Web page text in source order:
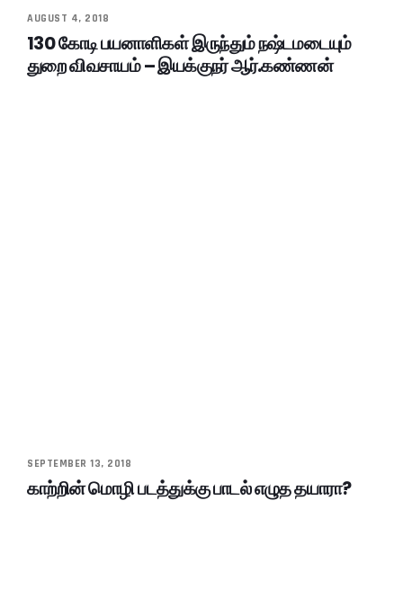
AUGUST 4, 2018
130 கோடி பயனாளிகள் இருந்தும் நஷ்டமடையும்
துறை விவசாயம் – இயக்குநர் ஆர்.கண்ணன்
SEPTEMBER 13, 2018
காற்றின் மொழி படத்துக்கு பாடல் எழுத தயாரா?